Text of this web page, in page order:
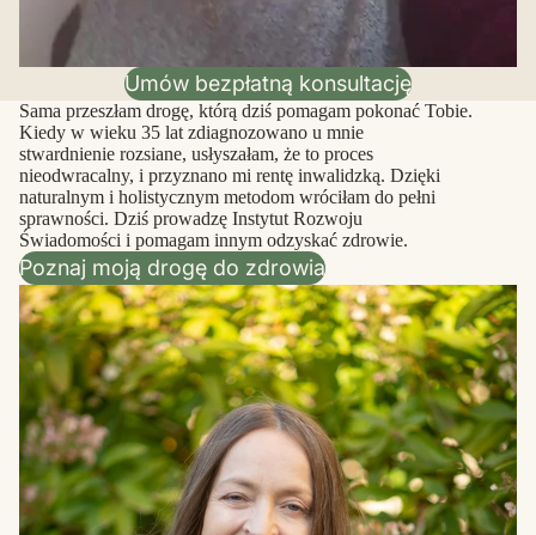
Umów bezpłatną konsultację
Sama przeszłam drogę, którą dziś pomagam pokonać Tobie.
Kiedy w wieku 35 lat zdiagnozowano u mnie
stwardnienie rozsiane, usłyszałam, że to proces
nieodwracalny, i przyznano mi rentę inwalidzką. Dzięki
naturalnym i holistycznym metodom wróciłam do pełni
sprawności. Dziś prowadzę Instytut Rozwoju
Świadomości i pomagam innym odzyskać zdrowie.
Poznaj moją drogę do zdrowia